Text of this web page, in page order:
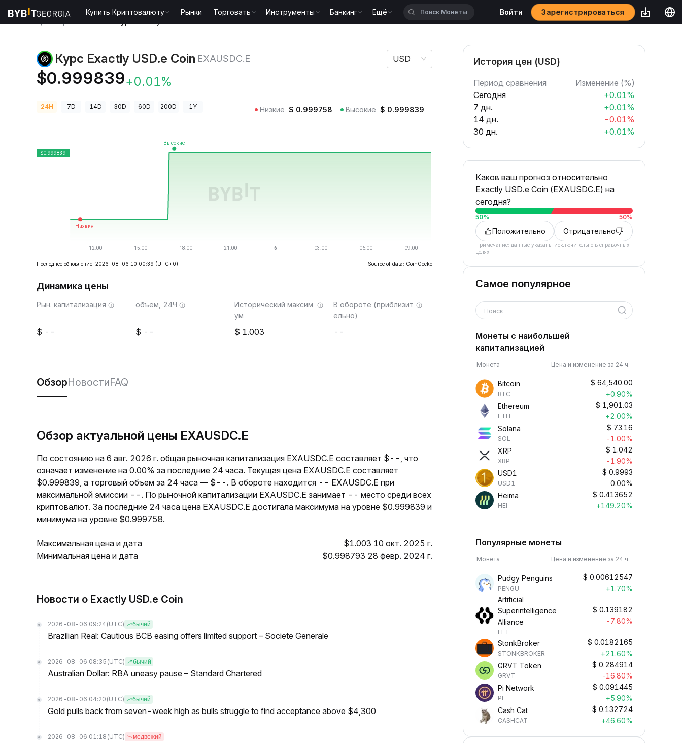
Купить Криптовалюту Рынки Торговать Инструменты Банкинг Ещё Войти Зарегистрироваться
Курс Exactly USD.e Coin EXAUSDC.E
$0.999839+0.01%
USD
24H 7D 14D 30D 60D 200D 1Y Низкие $ 0.999758 Высокие $ 0.999839
Последнее обновление: 2026-08-06 10:00:39 (UTC+0) Source of data: CoinGecko
Динамика цены
Рын. капитализация
--
объем, 24Ч
--
Исторический максим
ум
1.003
В обороте (приблизит
ельно)
--
ОбзорНовостиFAQ
Обзор актуальной цены EXAUSDC.E
По состоянию на 6 авг. 2026 г. общая рыночная капитализация EXAUSDC.E составляет $--, что
означает изменение на 0.00% за последние 24 часа. Текущая цена EXAUSDC.E составляет
$0.999839, а торговый объем за 24 часа — $--. В обороте находится -- EXAUSDC.E при
максимальной эмиссии --. По рыночной капитализации EXAUSDC.E занимает -- место среди всех
криптовалют. За последние 24 часа цена EXAUSDC.E достигала максимума на уровне $0.999839 и
минимума на уровне $0.999758.
Максимальная цена и дата
$1.003 10 окт. 2025 г.
Минимальная цена и дата
$0.998793 28 февр. 2024 г.
Новости о Exactly USD.e Coin
2026-08-06 09:24 (UTC) бычий
Brazilian Real: Cautious BCB easing offers limited support – Societe Generale
2026-08-06 08:35 (UTC) бычий
Australian Dollar: RBA uneasy pause – Standard Chartered
2026-08-06 04:20 (UTC) бычий
Gold pulls back from seven-week high as bulls struggle to find acceptance above $4,300
2026-08-06 01:18 (UTC) медвежий
История цен (USD)
Период сравнения
Изменение (%)
Сегодня
+0.01%
7 дн.
+0.01%
14 дн.
-0.01%
30 дн.
+0.01%
Каков ваш прогноз относительно
Exactly USD.e Coin (EXAUSDC.E) на
сегодня?
50% 50%
Положительно Отрицательно
Примечание: данные указаны исключительно в справочных
целях.
Самое популярное
Поиск
Монеты с наибольшей
капитализацией
Монета Цена и изменение за 24 ч.
Bitcoin
BTC
$ 64,540.00
+0.90%
Ethereum
ETH
$ 1,901.03
+2.00%
Solana
SOL
$ 73.16
-1.00%
XRP
XRP
$ 1.042
-1.90%
USD1
USD1
$ 0.9993
0.00%
Heima
HEI
$ 0.413652
+149.20%
Популярные монеты
Монета Цена и изменение за 24 ч.
Pudgy Penguins
PENGU
$ 0.00612547
+1.70%
Artificial
Superintelligence
Alliance
FET
$ 0.139182
-7.80%
StonkBroker
STONKBROKER
$ 0.0182165
+21.60%
GRVT Token
GRVT
$ 0.284914
-16.80%
Pi Network
PI
$ 0.091445
+5.90%
Cash Cat
CASHCAT
$ 0.132724
+46.60%